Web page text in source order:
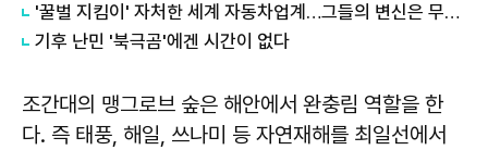
'꿀벌 지킴이' 자처한 세계 자동차업계…그들의 변신은 무죄일까
​기후 난민 '북극곰'에겐 시간이 없다
조간대의 맹그로브 숲은 해안에서 완충림 역할을 한
다. 즉 태풍, 해일, 쓰나미 등 자연재해를 최일선에서